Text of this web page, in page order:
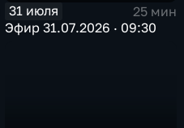
31 июля
25 мин
Эфир 31.07.2026 · 09:30